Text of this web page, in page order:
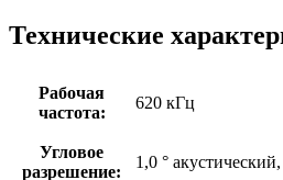
Технические
Рабочая
частота:
620 кГц
Угловое
разрешение:
1,0 °